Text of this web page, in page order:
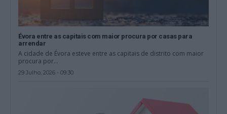
Évora entre as capitais com maior procura por casas para
arrendar
A cidade de Évora esteve entre as capitais de distrito com maior
procura por...
29 Julho, 2026 - 09:30